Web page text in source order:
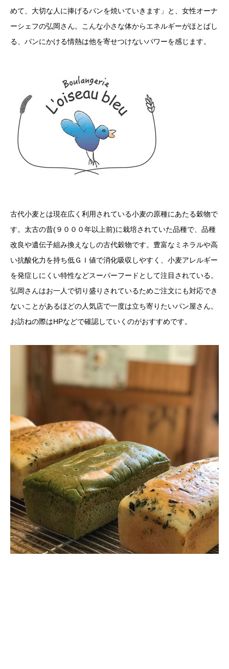
めて、大切な人に捧げるパンを焼いていきます」と、女性オーナ
ーシェフの弘岡さん。こんな小さな体からエネルギーがほとばし
る、パンにかける情熱は他を寄せつけないパワーを感じます。
古代小麦とは現在広く利用されている小麦の原種にあたる穀物で
す。太古の昔(９０００年以上前)に栽培されていた品種で、品種
改良や遺伝子組み換えなしの古代穀物です。豊富なミネラルや高
い抗酸化力を持ち低ＧＩ値で消化吸収しやすく、小麦アレルギー
を発症しにくい特性などスーパーフードとして注目されている。
弘岡さんはお一人で切り盛りされているためご注文にも対応でき
ないことがあるほどの人気店で一度は立ち寄りたいパン屋さん。
お訪ねの際はHPなどで確認していくのがおすすめです。